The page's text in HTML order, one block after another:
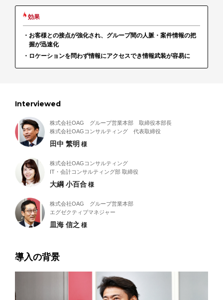
効果
・お客様との接点が強化され、グループ間の人脈・案件情報の把
握が迅速化
・ロケーションを問わず情報にアクセスでき情報武装が容易に
Interviewed
株式会社OAG グループ営業本部 取締役本部長
株式会社OAGコンサルティング 代表取締役
田中 繁明 様
株式会社OAGコンサルティング
IT・会計コンサルティング部 取締役
大綱 小百合 様
株式会社OAG グループ営業本部
エグゼクティブマネジャー
皿海 信之 様
導入の背景